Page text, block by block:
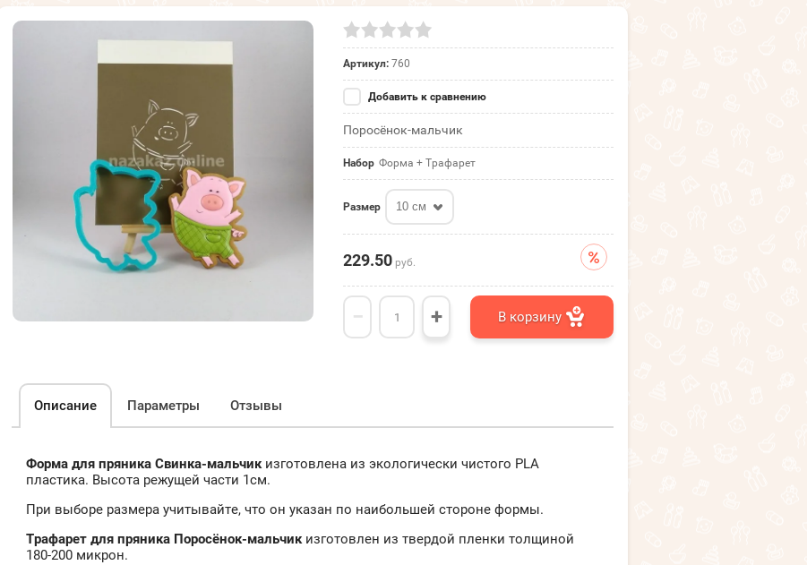
Артикул: 760
Добавить к сравнению
Поросёнок-мальчик
Набор Форма + Трафарет
Размер 10 см
229.50 руб.
− + В корзину
Описание Параметры Отзывы
Форма для пряника Свинка-мальчикизготовлена из экологически чистого PLA
пластика. Высота режущей части 1см.
При выборе размера учитывайте, что он указан по наибольшей стороне формы.
Трафарет для пряника Поросёнок-мальчикизготовлен из твердой пленки толщиной
180-200 микрон.